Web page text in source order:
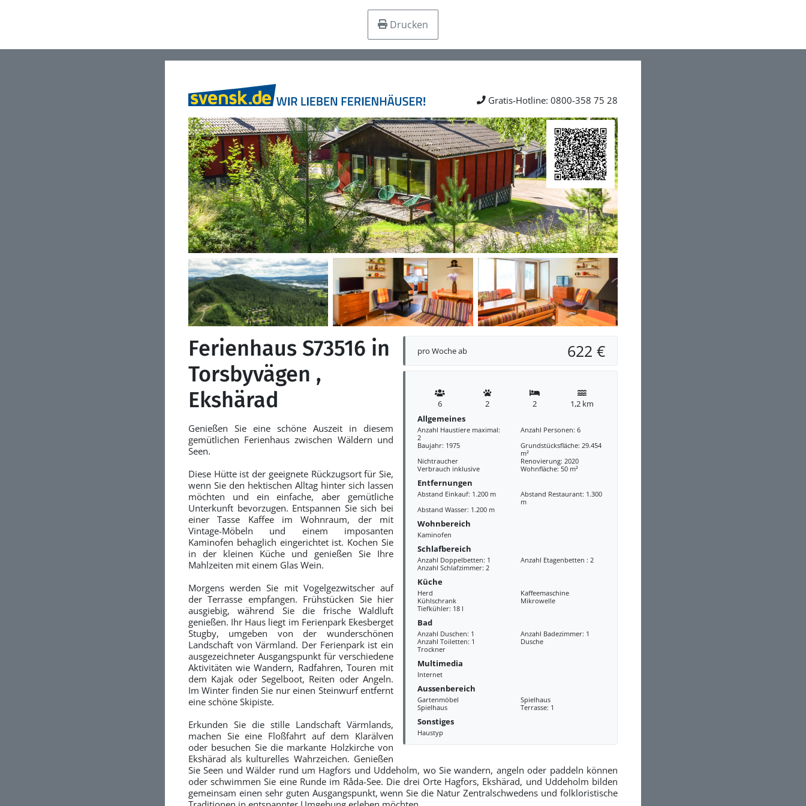
Drucken
Gratis-Hotline: 0800-358 75 28
pro Woche ab 622 €
6 2 2
1,2 km
Allgemeines
Anzahl Haustiere maximal:
2
Anzahl Personen: 6
Baujahr: 1975
Grundstücksfläche: 29.454
m²
Nichtraucher
Renovierung: 2020
Verbrauch inklusive
Wohnfläche: 50 m²
Entfernungen
Abstand Einkauf: 1.200 m
Abstand Restaurant: 1.300
m
Abstand Wasser: 1.200 m
Wohnbereich
Kaminofen
Schlafbereich
Anzahl Doppelbetten: 1
Anzahl Etagenbetten : 2
Anzahl Schlafzimmer: 2
Küche
Herd
Kaffeemaschine
Kühlschrank
Mikrowelle
Tiefkühler: 18 l
Bad
Anzahl Duschen: 1
Anzahl Badezimmer: 1
Anzahl Toiletten: 1
Dusche
Trockner
Multimedia
Internet
Aussenbereich
Gartenmöbel
Spielhaus
Spielhaus
Terrasse: 1
Sonstiges
Haustyp
Ferienhaus S73516 in
Torsbyvägen ,
Ekshärad
Genießen Sie eine schöne Auszeit in diesem
gemütlichen Ferienhaus zwischen Wäldern und
Seen.
Diese Hütte ist der geeignete Rückzugsort für Sie,
wenn Sie den hektischen Alltag hinter sich lassen
möchten und ein einfache, aber gemütliche
Unterkunft bevorzugen. Entspannen Sie sich bei
einer Tasse Kaffee im Wohnraum, der mit
Vintage-Möbeln und einem imposanten
Kaminofen behaglich eingerichtet ist. Kochen Sie
in der kleinen Küche und genießen Sie Ihre
Mahlzeiten mit einem Glas Wein.
Morgens werden Sie mit Vogelgezwitscher auf
der Terrasse empfangen. Frühstücken Sie hier
ausgiebig, während Sie die frische Waldluft
genießen. Ihr Haus liegt im Ferienpark Ekesberget
Stugby, umgeben von der wunderschönen
Landschaft von Värmland. Der Ferienpark ist ein
ausgezeichneter Ausgangspunkt für verschiedene
Aktivitäten wie Wandern, Radfahren, Touren mit
dem Kajak oder Segelboot, Reiten oder Angeln.
Im Winter finden Sie nur einen Steinwurf entfernt
eine schöne Skipiste.
Erkunden Sie die stille Landschaft Värmlands,
machen Sie eine Floßfahrt auf dem Klarälven
oder besuchen Sie die markante Holzkirche von
Ekshärad als kulturelles Wahrzeichen. Genießen
Sie Seen und Wälder rund um Hagfors und Uddeholm, wo Sie wandern, angeln oder paddeln können
oder schwimmen Sie eine Runde im Råda-See. Die drei Orte Hagfors, Ekshärad, und Uddeholm bilden
gemeinsam einen sehr guten Ausgangspunkt, wenn Sie die Natur Zentralschwedens und folkloristische